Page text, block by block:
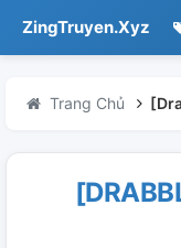
ZingTruyen.Xyz
Trang Chủ